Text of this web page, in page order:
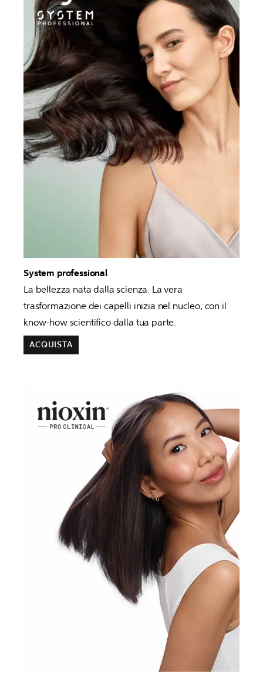
System professional
La bellezza nata dalla scienza. La vera
trasformazione dei capelli inizia nel nucleo, con il
know-how scientifico dalla tua parte.
ACQUISTA